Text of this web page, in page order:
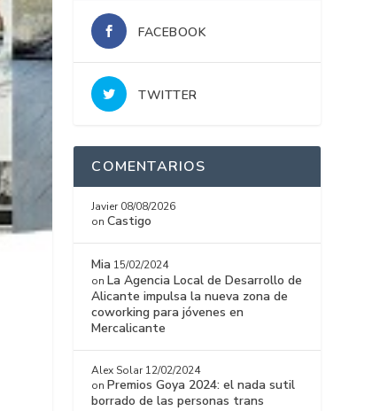
FACEBOOK
TWITTER
COMENTARIOS
Javier 08/08/2026
onCastigo
Mia 15/02/2024
on La Agencia Local de Desarrollo de
Alicante impulsa la nueva zona de
coworking para jóvenes en
Mercalicante
Alex Solar 12/02/2024
on Premios Goya 2024: el nada sutil
borrado de las personas trans